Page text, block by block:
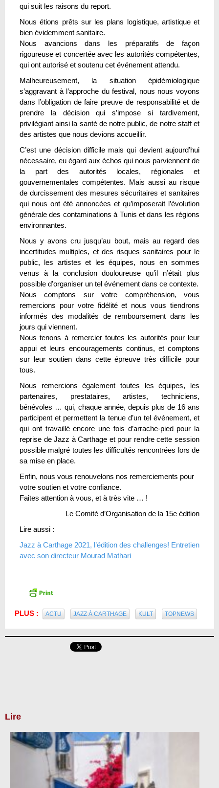
qui suit les raisons du report.
Nous étions prêts sur les plans logistique, artistique et
bien évidemment sanitaire.
Nous avancions dans les préparatifs de façon
rigoureuse et concertée avec les autorités compétentes,
qui ont autorisé et soutenu cet événement attendu.
Malheureusement, la situation épidémiologique
s’aggravant à l’approche du festival, nous nous voyons
dans l’obligation de faire preuve de responsabilité et de
prendre la décision qui s’impose si tardivement,
privilégiant ainsi la santé de notre public, de notre staff et
des artistes que nous devions accueillir.
C’est une décision difficile mais qui devient aujourd’hui
nécessaire, eu égard aux échos qui nous parviennent de
la part des autorités locales, régionales et
gouvernementales compétentes. Mais aussi au risque
de durcissement des mesures sécuritaires et sanitaires
qui nous ont été annoncées et qu’imposerait l’évolution
générale des contaminations à Tunis et dans les régions
environnantes.
Nous y avons cru jusqu’au bout, mais au regard des
incertitudes multiples, et des risques sanitaires pour le
public, les artistes et les équipes, nous en sommes
venus à la conclusion douloureuse qu’il n’était plus
possible d’organiser un tel événement dans ce contexte.
Nous comptons sur votre compréhension, vous
remercions pour votre fidélité et nous vous tiendrons
informés des modalités de remboursement dans les
jours qui viennent.
Nous tenons à remercier toutes les autorités pour leur
appui et leurs encouragements continus, et comptons
sur leur soutien dans cette épreuve très difficile pour
tous.
Nous remercions également toutes les équipes, les
partenaires, prestataires, artistes, techniciens,
bénévoles … qui, chaque année, depuis plus de 16 ans
participent et permettent la tenue d’un tel événement, et
qui ont travaillé encore une fois d’arrache-pied pour la
reprise de Jazz à Carthage et pour rendre cette session
possible malgré toutes les difficultés rencontrées lors de
sa mise en place.
Enfin, nous vous renouvelons nos remerciements pour
votre soutien et votre confiance.
Faites attention à vous, et à très vite … !
Le Comité d’Organisation de la 15e édition
Lire aussi :
Jazz à Carthage 2021, l’édition des challenges! Entretien
avec son directeur Mourad Mathari
PLUS : ACTU JAZZ À CARTHAGE KULT TOPNEWS
Lire